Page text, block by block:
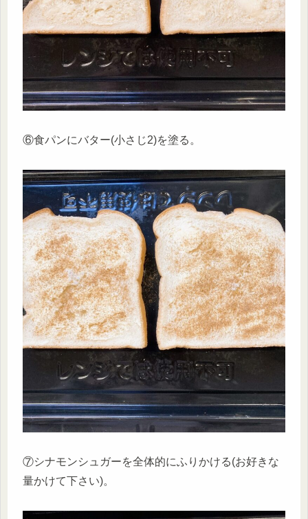
⑥食パンにバター(小さじ2)を塗る。
⑦シナモンシュガーを全体的にふりかける(お好きな
量かけて下さい)。